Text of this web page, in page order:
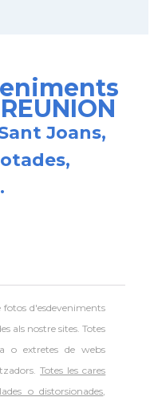
Joans,
fotos d'esdeveniments
als nostre sites. Totes
o extretes de webs
Totes les cares
o distorsionades,